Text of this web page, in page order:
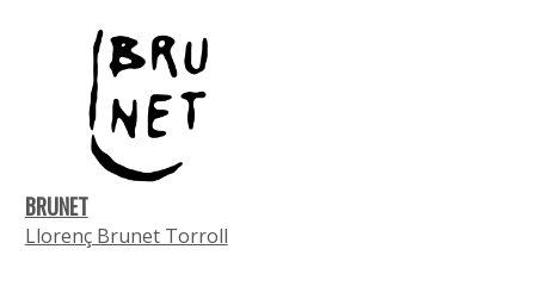
BRUNET
Llorenç Brunet Torroll